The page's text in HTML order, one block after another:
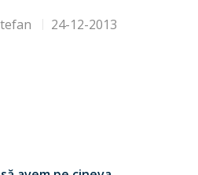
24-12-2013